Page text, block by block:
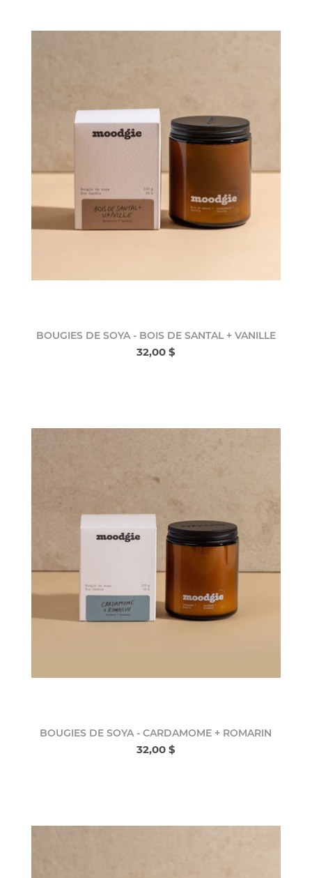
BOUGIES DE SOYA - BOIS DE SANTAL + VANILLE
32,00 $
BOUGIES DE SOYA - CARDAMOME + ROMARIN
32,00 $